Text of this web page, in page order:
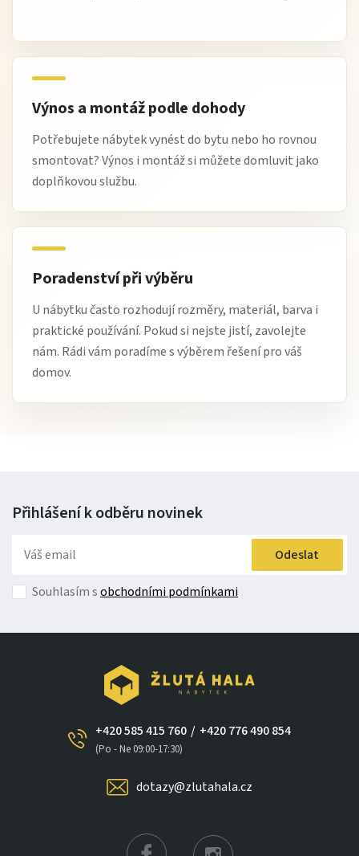
Výnos a montáž podle dohody
Potřebujete nábytek vynést do bytu nebo ho rovnou
smontovat? Výnos i montáž si můžete domluvit jako
doplňkovou službu.
Poradenství při výběru
U nábytku často rozhodují rozměry, materiál, barva i
praktické používání. Pokud si nejste jistí, zavolejte
nám. Rádi vám poradíme s výběrem řešení pro váš
domov.
Přihlášení k odběru novinek
Odeslat
Souhlasím sobchodními podmínkami
+420 585 415 760
(Po - Ne 09:00-17:30)
/ +420 776 490 854
dotazy@zlutahala.cz